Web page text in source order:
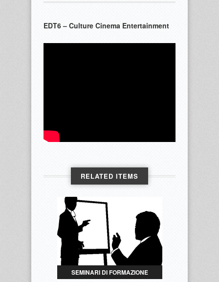
EDT6 – Culture Cinema Entertainment
RELATED ITEMS
SEMINARI DI FORMAZIONE